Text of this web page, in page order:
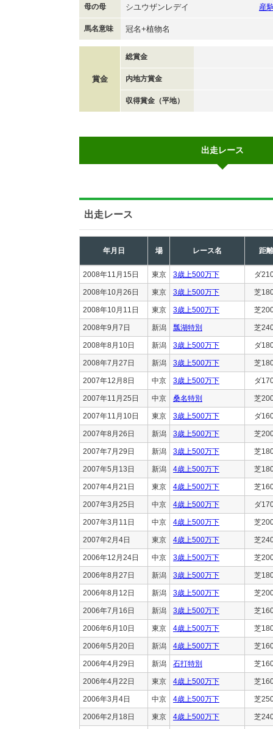
母の母 シユウザンレデイ 産
馬名意味 冠名+植物名
賞金
総賞金
内地方賞金
収得賞金（平地）
出走レース
出走レース
年月日 場 レース名 距離
2008年11月15日 東京 3歳上500万下 ダ
2008年10月26日 東京 3歳上500万下 芝
2008年10月11日 東京 3歳上500万下 芝
2008年9月7日 新潟 瓢湖特別 芝
2008年8月10日 新潟 3歳上500万下 ダ
2008年7月27日 新潟 3歳上500万下 芝
2007年12月8日 中京 3歳上500万下 ダ
2007年11月25日 中京 桑名特別 芝
2007年11月10日 東京 3歳上500万下 ダ
2007年8月26日 新潟 3歳上500万下 芝
2007年7月29日 新潟 3歳上500万下 芝
2007年5月13日 新潟 4歳上500万下 芝
2007年4月21日 東京 4歳上500万下 芝
2007年3月25日 中京 4歳上500万下 ダ
2007年3月11日 中京 4歳上500万下 芝
2007年2月4日 東京 4歳上500万下 芝
2006年12月24日 中京 3歳上500万下 芝
2006年8月27日 新潟 3歳上500万下 芝
2006年8月12日 新潟 3歳上500万下 芝
2006年7月16日 新潟 3歳上500万下 芝
2006年6月10日 東京 4歳上500万下 芝
2006年5月20日 新潟 4歳上500万下 芝
2006年4月29日 新潟 石打特別 芝
2006年4月22日 東京 4歳上500万下 芝
2006年3月4日 中京 4歳上500万下 芝
2006年2月18日 東京 4歳上500万下 芝